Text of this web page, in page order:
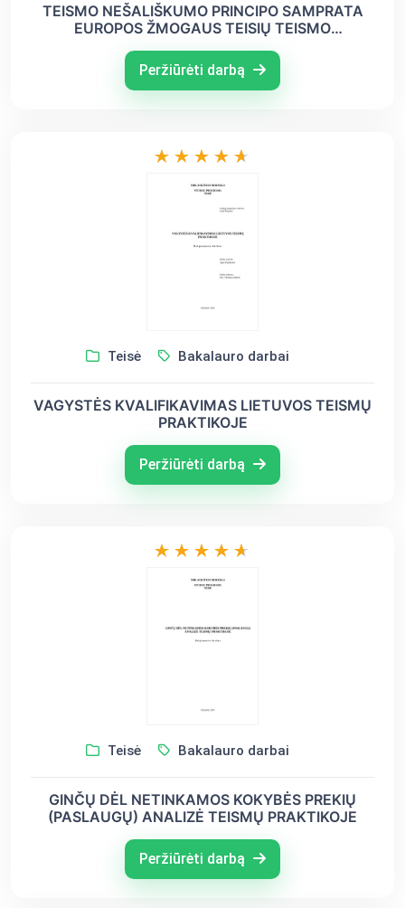
TEISMO NEŠALIŠKUMO PRINCIPO SAMPRATA
EUROPOS ŽMOGAUS TEISIŲ TEISMO
PRAKTIKOS KONTEKSTE
Peržiūrėti darbą
Teisė Bakalauro darbai
VAGYSTĖS KVALIFIKAVIMAS LIETUVOS TEISMŲ
PRAKTIKOJE
Peržiūrėti darbą
Teisė Bakalauro darbai
GINČŲ DĖL NETINKAMOS KOKYBĖS PREKIŲ
(PASLAUGŲ) ANALIZĖ TEISMŲ PRAKTIKOJE
Peržiūrėti darbą